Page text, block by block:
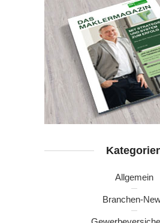
Allgemein
Branchen-